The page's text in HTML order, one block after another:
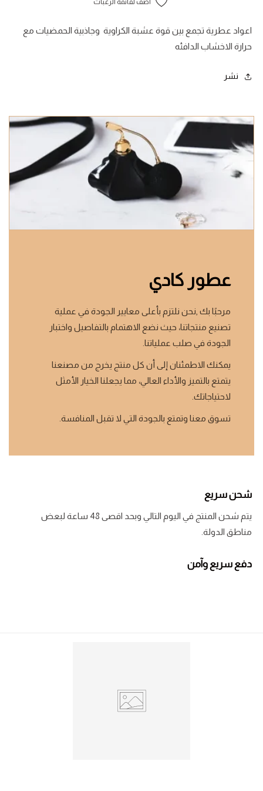
أضف لقائمة الرغبات
اعواد عطرية تجمع بين قوة عشبة الكراوية وجاذبية الحمضيات مع
حرارة الاخشاب الدافئه
نشر
عطور كادي
مرحبًا بك ,نحن نلتزم بأعلى معايير الجودة في عملية
تصنيع منتجاتنا، حيث نضع الاهتمام بالتفاصيل واختبار
الجودة في صلب عملياتنا.
يمكنك الاطمئنان إلى أن كل منتج يخرج من مصنعنا
يتمتع بالتميز والأداء العالي، مما يجعلنا الخيار الأمثل
لاحتياجاتك.
تسوق معنا وتمتع بالجودة التي لا تقبل المنافسة.
شحن سريع
يتم شحن المنتج في اليوم التالي وبحد اقصى 48 ساعة لبعض
مناطق الدولة.
دفع سريع وآمن